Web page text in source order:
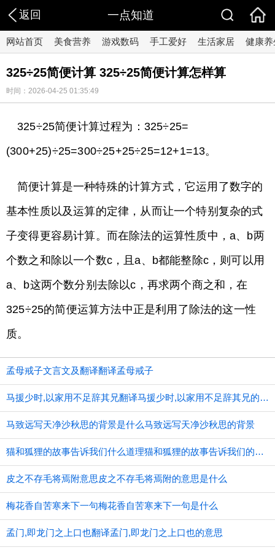
返回 一点知道
网站首页 美食营养 游戏数码 手工爱好 生活家居 健康养
325÷25简便计算 325÷25简便计算怎样算
时间：2026-04-25 01:35:49
325÷25简便计算过程为：325÷25=
(300+25)÷25=300÷25+25÷25=12+1=13。
简便计算是一种特殊的计算方式，它运用了数字的
基本性质以及运算的定律，从而让一个特别复杂的式
子变得更容易计算。而在除法的运算性质中，a、b两
个数之和除以一个数c，且a、b都能整除c，则可以用
a、b这两个数分别去除以c，再求两个商之和，在
325÷25的简便运算方法中正是利用了除法的这一性
质。
孟母戒子文言文及翻译翻译孟母戒子
马援少时,以家用不足辞其兄翻译马援少时,以家用不足辞其兄的意思
马致远写天净沙秋思的背景是什么马致远写天净沙秋思的背景
猫和狐狸的故事告诉我们什么道理猫和狐狸的故事告诉我们的道理
皮之不存毛将焉附意思皮之不存毛将焉附的意思是什么
梅花香自苦寒来下一句梅花香自苦寒来下一句是什么
孟门,即龙门之上口也翻译孟门,即龙门之上口也的意思